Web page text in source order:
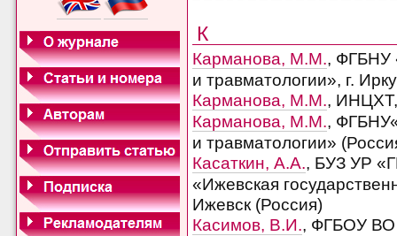
К
Карманова, М.М., ФГБНУ
и травматологии», г.
Карманова, М.М., ИНЦХТ,
Карманова, М.М.,
и травматологии»
Касаткин, А.А., БУЗ УР
«Ижевская
Ижевск (Россия)
Касимов, В.И., ФГБОУ ВО